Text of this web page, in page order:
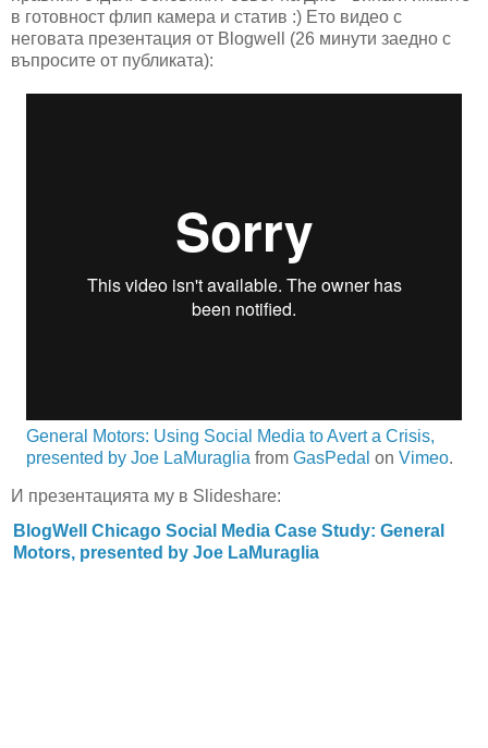
в готовност флип камера и статив :) Ето видео с
неговата презентация от Blogwell (26 минути заедно с
въпросите от публиката):
General Motors: Using Social Media to Avert a Crisis,
presented by Joe LaMuraglia from GasPedal on Vimeo.
И презентацията му в Slideshare:
BlogWell Chicago Social Media Case Study: General
Motors, presented by Joe LaMuraglia